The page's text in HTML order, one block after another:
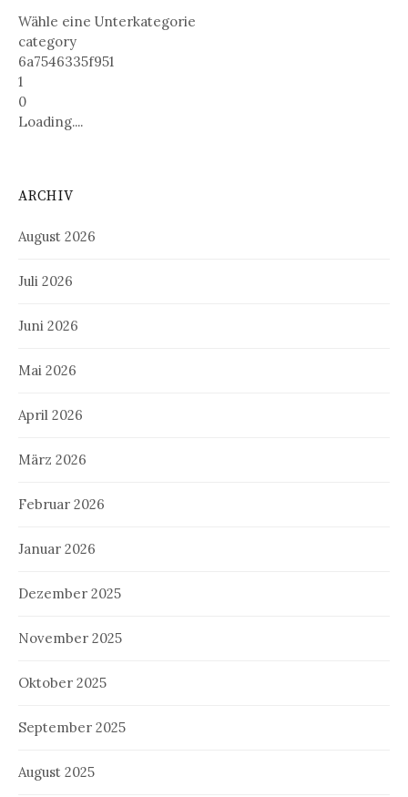
Wähle eine Unterkategorie
category
6a7546335f951
1
0
Loading....
ARCHIV
August 2026
Juli 2026
Juni 2026
Mai 2026
April 2026
März 2026
Februar 2026
Januar 2026
Dezember 2025
November 2025
Oktober 2025
September 2025
August 2025